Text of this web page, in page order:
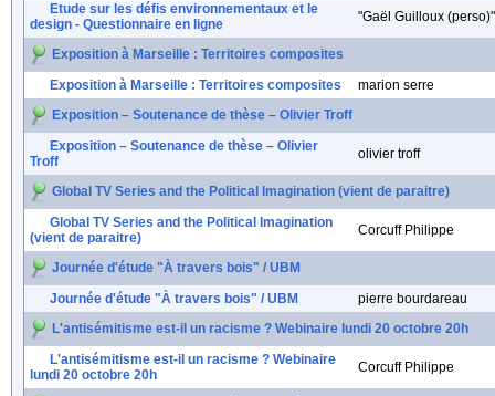
Etude sur les défis environnementaux et le
design - Questionnaire en ligne
"Gaël Guilloux (perso)"
Exposition à Marseille : Territoires composites
Exposition à Marseille : Territoires composites
marion serre
Exposition – Soutenance de thèse – Olivier Troff
Exposition – Soutenance de thèse – Olivier
Troff
olivier troff
Global TV Series and the Political Imagination (vient de paraitre)
Global TV Series and the Political Imagination
(vient de paraitre)
Corcuff Philippe
Journée d'étude "À travers bois" / UBM
Journée d'étude "À travers bois" / UBM
pierre bourdareau
L'antisémitisme est-il un racisme ? Webinaire lundi 20 octobre 20h
L'antisémitisme est-il un racisme ? Webinaire
lundi 20 octobre 20h
Corcuff Philippe